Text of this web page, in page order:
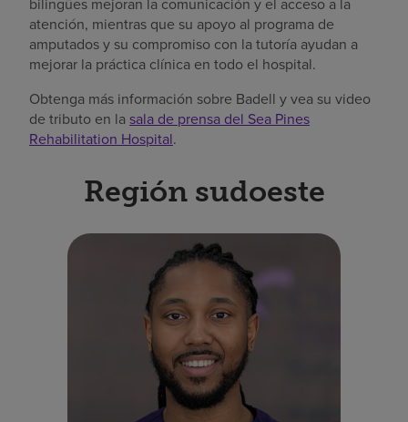
bilingües mejoran la comunicación y el acceso a la
atención, mientras que su apoyo al programa de
amputados y su compromiso con la tutoría ayudan a
mejorar la práctica clínica en todo el hospital.
Obtenga más información sobre Badell y vea su video
de tributo en la sala de prensa del Sea Pines
Rehabilitation Hospital.
Región sudoeste